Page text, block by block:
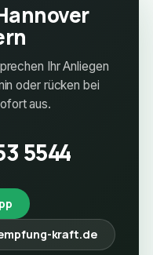
Ihr Anliegen
oder rücken bei
aus.
5544
kraft.de